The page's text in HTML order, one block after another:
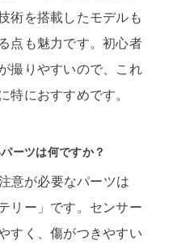
術を搭載したモデルも
点も魅力です。初心者
撮りやすいので、これ
特におすすめです。
ーツは何ですか？
リー」です。センサー
すく、傷がつきやすい